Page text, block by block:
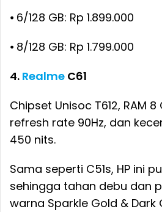
⦁ 6/128 GB: Rp 1.899.000
⦁ 8/128 GB: Rp 1.799.000
4. Realme C61
Chipset Unisoc T612, RAM 8
refresh rate 90Hz, dan
450 nits.
Sama seperti C51s, HP ini
sehingga tahan debu dan
warna Sparkle Gold & Dark